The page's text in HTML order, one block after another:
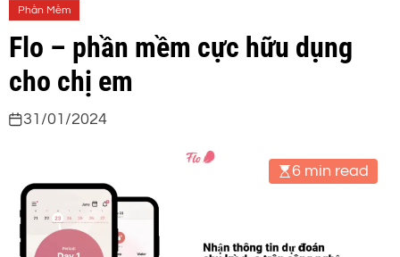
Phần Mềm
Flo – phần mềm cực hữu dụng
cho chị em
31/01/2024
6 min read